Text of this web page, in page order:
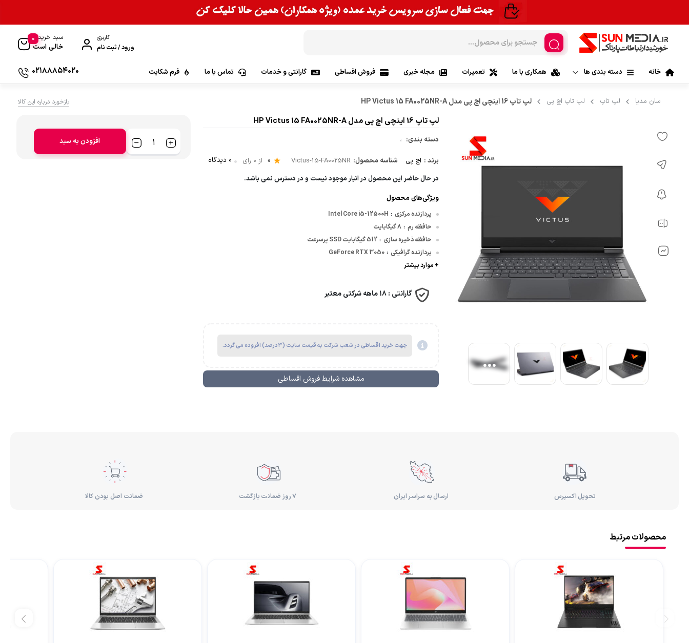
کاربری
ورود / ثبت نام
سبد خرید
خالی است
0
خانه دسته بندی ها
لپ تاپ لپ تاپ ایسوس | Asus
لپ تاپ اچ پی | Hp
لپ تاپ ام اس آی| Msi
لپ تاپ مایکروسافت | Microsoft ماشین‌های اداری ولوازم جانبی
کنسول بازی
همکاری با ما تعمیرات مجله خبری فروش اقساطی گارانتی و خدمات تماس با ما فرم شکایت 02188854020
سان مدیا لپ تاپ لپ تاپ اچ پی لپ تاپ 16 اینچی اچ پی مدل HP Victus 15 FA0025NR-A بازخورد درباره این کالا
لپ تاپ 16 اینچی اچ پی مدل HP Victus 15 FA0025NR-A
دسته بندی: ،
برند : اچ پی شناسه محصول: Victus-15-FA0025NR
0 از 0 رای 0 دیدگاه
در حال حاضر این محصول در انبار موجود نیست و در دسترس نمی باشد.
ویژگی‌های محصول
پردازنده مرکزی :
Intel Core i5-12500H
حافظه رم : 8 گیگابایت
حافظه ذخیره سازی : 512 گیگابایت SSD پرسرعت
پردازنده گرافیکی :
GeForce RTX 3050
+ موارد بیشتر
گارانتی :۱۸ ماهه شرکتی معتبر
جهت خرید اقساطی در شعب شرکت به قیمت سایت (۳درصد) افزوده می گردد.
مشاهده شرایط فروش اقساطی
افزودن به سبد
تحویل اکسپرس ارسال به سراسر ایران ۷ روز ضمانت بازگشت ضمانت اصل بودن کالا
محصولات مرتبط